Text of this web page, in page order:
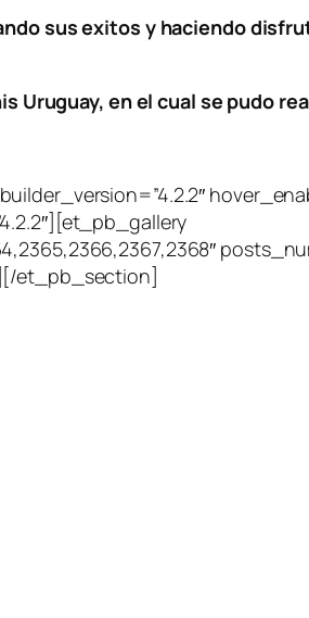
sus exitos y haciendo
Uruguay, en el cual se pudo
et_pb_section]